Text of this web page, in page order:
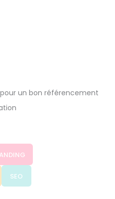
un bon référencement
SEO